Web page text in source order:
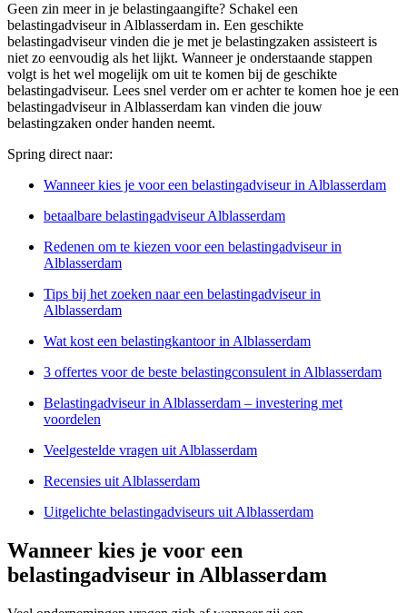
Geen zin meer in je belastingaangifte? Schakel een
belastingadviseur in Alblasserdam in. Een geschikte
belastingadviseur vinden die je met je belastingzaken assisteert is
niet zo eenvoudig als het lijkt. Wanneer je onderstaande stappen
volgt is het wel mogelijk om uit te komen bij de geschikte
belastingadviseur. Lees snel verder om er achter te komen hoe je een
belastingadviseur in Alblasserdam kan vinden die jouw
belastingzaken onder handen neemt.
Spring direct naar:
Wanneer kies je voor een belastingadviseur in Alblasserdam
betaalbare belastingadviseur Alblasserdam
Redenen om te kiezen voor een belastingadviseur in
Alblasserdam
Tips bij het zoeken naar een belastingadviseur in
Alblasserdam
Wat kost een belastingkantoor in Alblasserdam
3 offertes voor de beste belastingconsulent in Alblasserdam
Belastingadviseur in Alblasserdam – investering met
voordelen
Veelgestelde vragen uit Alblasserdam
Recensies uit Alblasserdam
Uitgelichte belastingadviseurs uit Alblasserdam
Wanneer kies je voor een
belastingadviseur in Alblasserdam